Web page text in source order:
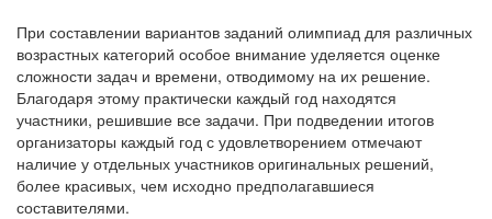
При составлении вариантов заданий олимпиад для различных
возрастных категорий особое внимание уделяется оценке
сложности задач и времени, отводимому на их решение.
Благодаря этому практически каждый год находятся
участники, решившие все задачи. При подведении итогов
организаторы каждый год с удовлетворением отмечают
наличие у отдельных участников оригинальных решений,
более красивых, чем исходно предполагавшиеся
составителями.